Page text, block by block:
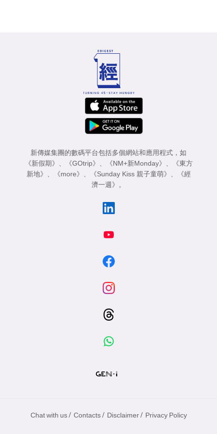
新傳媒集團的數碼平台包括多個網站和應用程式，如
《新假期》
《GOtrip》 《NM+新Monday》
《東方
新地》
《more》 《Sunday Kiss 親子童萌》
《經
濟一週》
。
Chat with us / Contacts / Disclaimer / Privacy Policy